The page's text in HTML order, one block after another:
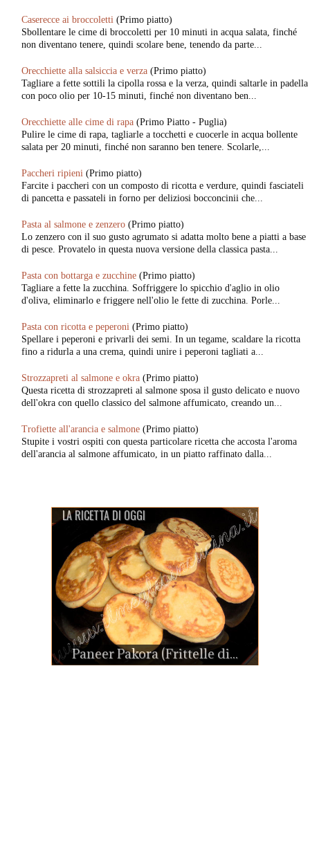
Caserecce ai broccoletti (Primo piatto)
Sbollentare le cime di broccoletti per 10 minuti in acqua salata, finché
non diventano tenere, quindi scolare bene, tenendo da parte...
Orecchiette alla salsiccia e verza (Primo piatto)
Tagliare a fette sottili la cipolla rossa e la verza, quindi saltarle in padella
con poco olio per 10-15 minuti, finché non diventano ben...
Orecchiette alle cime di rapa (Primo Piatto - Puglia)
Pulire le cime di rapa, tagliarle a tocchetti e cuocerle in acqua bollente
salata per 20 minuti, finché non saranno ben tenere. Scolarle,...
Paccheri ripieni (Primo piatto)
Farcite i paccheri con un composto di ricotta e verdure, quindi fasciateli
di pancetta e passateli in forno per deliziosi bocconcinii che...
Pasta al salmone e zenzero (Primo piatto)
Lo zenzero con il suo gusto agrumato si adatta molto bene a piatti a base
di pesce. Provatelo in questa nuova versione della classica pasta...
Pasta con bottarga e zucchine (Primo piatto)
Tagliare a fette la zucchina. Soffriggere lo spicchio d'aglio in olio
d'oliva, eliminarlo e friggere nell'olio le fette di zucchina. Porle...
Pasta con ricotta e peperoni (Primo piatto)
Spellare i peperoni e privarli dei semi. In un tegame, scaldare la ricotta
fino a ridurla a una crema, quindi unire i peperoni tagliati a...
Strozzapreti al salmone e okra (Primo piatto)
Questa ricetta di strozzapreti al salmone sposa il gusto delicato e nuovo
dell'okra con quello classico del salmone affumicato, creando un...
Trofiette all'arancia e salmone (Primo piatto)
Stupite i vostri ospiti con questa particolare ricetta che accosta l'aroma
dell'arancia al salmone affumicato, in un piatto raffinato dalla...
LA RICETTA DI OGGI
Paneer Pakora (Frittelle di...